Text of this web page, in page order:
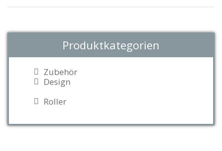
Produktkategorien
Zubehör
Design
Roller